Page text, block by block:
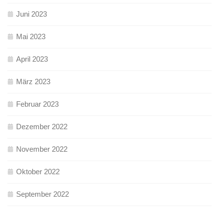
Juni 2023
Mai 2023
April 2023
März 2023
Februar 2023
Dezember 2022
November 2022
Oktober 2022
September 2022